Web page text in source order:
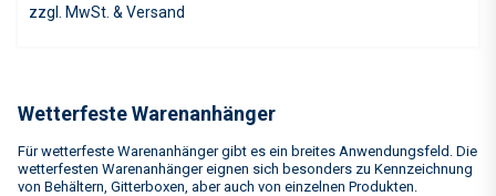
zzgl. MwSt. & Versand
Wetterfeste Warenanhänger
Für wetterfeste Warenanhänger gibt es ein breites Anwendungsfeld. Die
wetterfesten Warenanhänger eignen sich besonders zu Kennzeichnung
von Behältern, Gitterboxen, aber auch von einzelnen Produkten.